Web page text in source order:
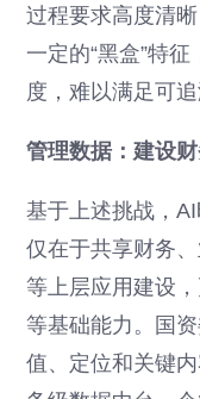
过程要求高度清
一定的“黑盒”特
度，难以满足可
管理数据：建设
基于上述挑战，
仅在于共享财务
等上层应用建设
等基础能力。国
值、定位和关键